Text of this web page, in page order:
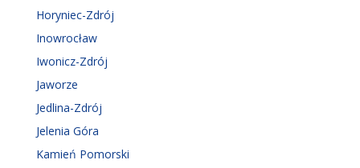
Horyniec-Zdrój
Inowrocław
Iwonicz-Zdrój
Jaworze
Jedlina-Zdrój
Jelenia Góra
Kamień Pomorski